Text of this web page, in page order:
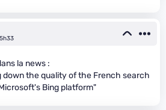
la news :
down the quality of the French search
Bing platform"